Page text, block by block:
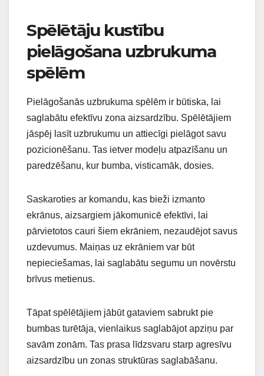
Spēlētāju kustību
pielāgošana uzbrukuma
spēlēm
Pielāgošanās uzbrukuma spēlēm ir būtiska, lai
saglabātu efektīvu zona aizsardzību. Spēlētājiem
jāspēj lasīt uzbrukumu un attiecīgi pielāgot savu
pozicionēšanu. Tas ietver modeļu atpazīšanu un
paredzēšanu, kur bumba, visticamāk, dosies.
Saskaroties ar komandu, kas bieži izmanto
ekrānus, aizsargiem jākomunicē efektīvi, lai
pārvietotos cauri šiem ekrāniem, nezaudējot savus
uzdevumus. Maiņas uz ekrāniem var būt
nepieciešamas, lai saglabātu segumu un novērstu
brīvus metienus.
Tāpat spēlētājiem jābūt gataviem sabrukt pie
bumbas turētāja, vienlaikus saglabājot apziņu par
savām zonām. Tas prasa līdzsvaru starp agresīvu
aizsardzību un zonas struktūras saglabāšanu.